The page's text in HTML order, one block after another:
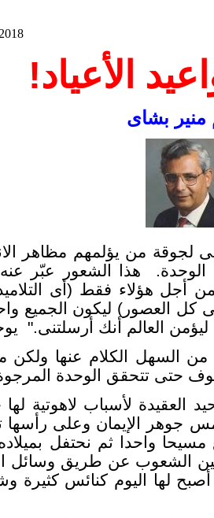
الأعياد!
منير بشاى
من يؤلمهم مظاهر
هذا الشعور عبّر
أجل هؤلاء فقط (أى
العصور) ليكون الجميع
العالم أنك أرسلتنى." يوحنا 17:
الكلام عنها ولكن
حتى تتحقق الوحدة
لأسباب لاهوتية لها
جوهر الإيمان وعلى رأسها
واحدا ثم نحتفل بميلاده
الشعوب عن طريق وسائل
أصبح لها اليوم كنائس